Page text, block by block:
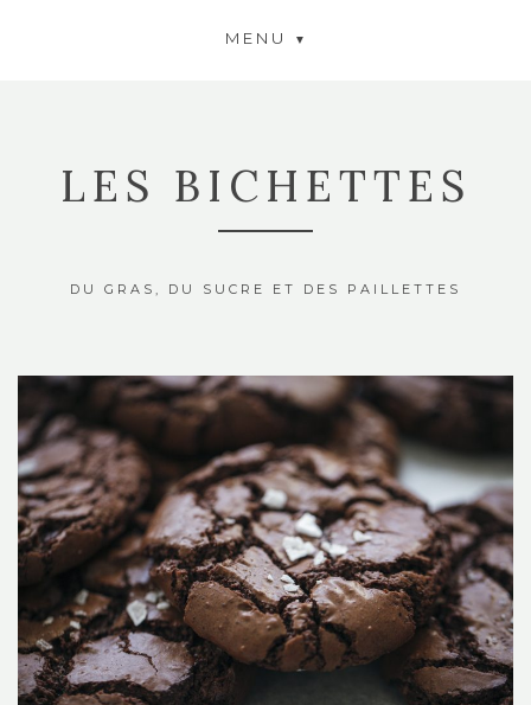
MENU
LES BICHETTES
DU GRAS, DU SUCRE ET DES PAILLETTES